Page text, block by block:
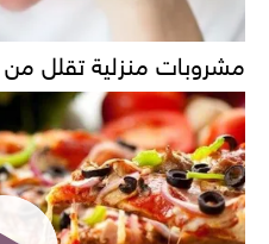
مشروبات منزلية تقلل من